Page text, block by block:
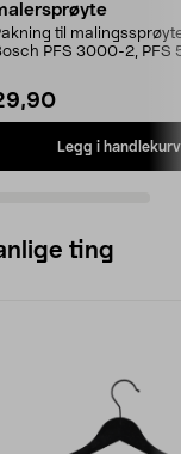
til
PFS 3000-2, PFS
Legg i handlekurv
ting